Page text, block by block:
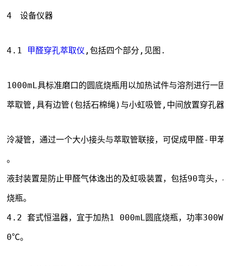
4　设备仪器
4.1 甲醛穿孔萃取仪 ,包括四个部分,见图.
1000mL具标准磨口的圆底烧瓶用以加热试件与溶剂进行一
萃取管,具有边管(包括石棉绳)与小虹吸管,中间放置穿孔器
泠凝管，通过一个大小接头与萃取管联接，可促成甲醛-甲苯
。
液封装置是防止甲醛气体逸出的及虹吸装置，包括90弯头，
烧瓶。
4.2 套式恒温器，宜于加热1 000mL圆底烧瓶，功率300W
0℃。